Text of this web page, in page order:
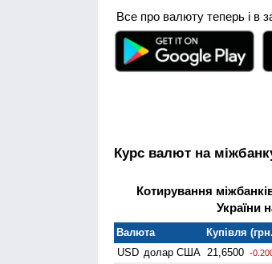
Все про валюту теперь і в
Курс валют на
Котирування
України
Валюта Купівля
USD долар США 21,6500 -